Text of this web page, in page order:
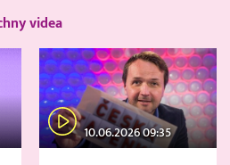
videa
10.06.2026 09:35